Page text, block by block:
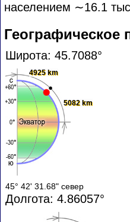
населением ∼16.1
Географическое
Широта: 45.7088°
4925 km
5082 km
45° 42' 31.68" север
Долгота: 4.86057°